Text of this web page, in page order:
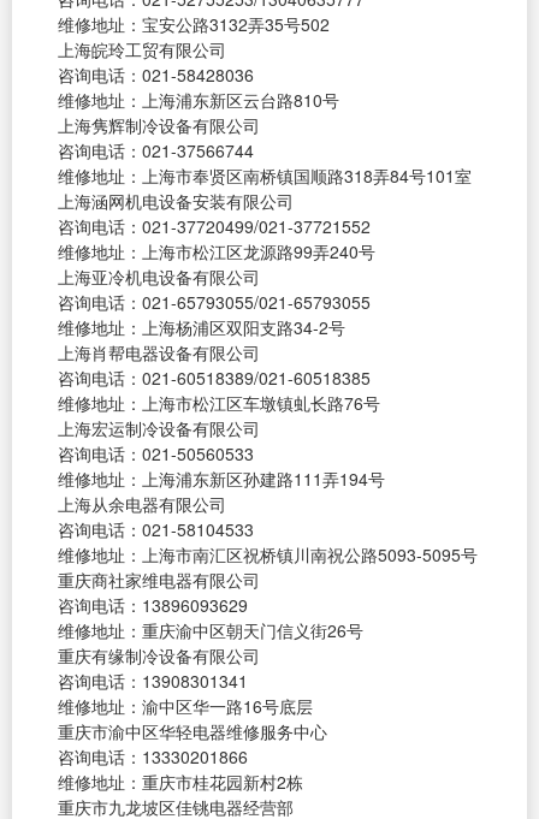
维修地址：宝安公路3132弄35号502
上海皖玲工贸有限公司
咨询电话：021-58428036
维修地址：上海浦东新区云台路810号
上海隽辉制冷设备有限公司
咨询电话：021-37566744
维修地址：上海市奉贤区南桥镇国顺路318弄84号101室
上海涵网机电设备安装有限公司
咨询电话：021-37720499/021-37721552
维修地址：上海市松江区龙源路99弄240号
上海亚冷机电设备有限公司
咨询电话：021-65793055/021-65793055
维修地址：上海杨浦区双阳支路34-2号
上海肖帮电器设备有限公司
咨询电话：021-60518389/021-60518385
维修地址：上海市松江区车墩镇虬长路76号
上海宏运制冷设备有限公司
咨询电话：021-50560533
维修地址：上海浦东新区孙建路111弄194号
上海从余电器有限公司
咨询电话：021-58104533
维修地址：上海市南汇区祝桥镇川南祝公路5093-5095号
重庆商社家维电器有限公司
咨询电话：13896093629
维修地址：重庆渝中区朝天门信义街26号
重庆有缘制冷设备有限公司
咨询电话：13908301341
维修地址：渝中区华一路16号底层
重庆市渝中区华轻电器维修服务中心
咨询电话：13330201866
维修地址：重庆市桂花园新村2栋
重庆市九龙坡区佳铫电器经营部